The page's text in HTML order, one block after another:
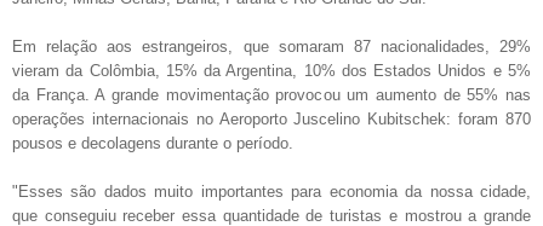
Em relação aos estrangeiros, que somaram 87 nacionalidades, 29%
vieram da Colômbia, 15% da Argentina, 10% dos Estados Unidos e 5%
da França. A grande movimentação provocou um aumento de 55% nas
operações internacionais no Aeroporto Juscelino Kubitschek: foram 870
pousos e decolagens durante o período.
"Esses são dados muito importantes para economia da nossa cidade,
que conseguiu receber essa quantidade de turistas e mostrou a grande